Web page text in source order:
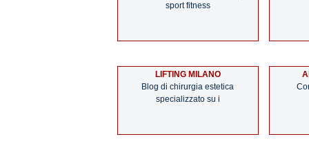
sport fitness
LIFTING MILANO
Blog di chirurgia estetica
specializzato su i